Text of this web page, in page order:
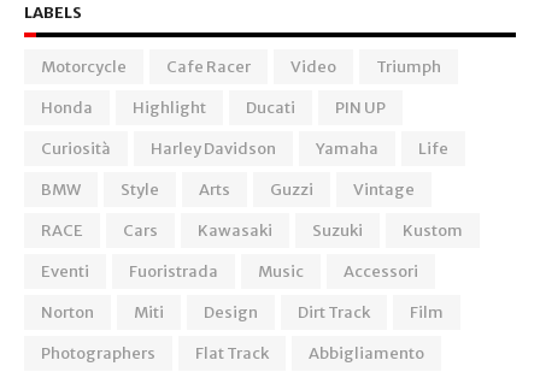
LABELS
Motorcycle Cafe Racer Video
Triumph
Honda
Highlight Ducati
PIN UP
Curiosità
Harley Davidson Yamaha
Life
BMW
Style Arts Guzzi
Vintage
RACE
Cars Kawasaki Suzuki
Kustom
Eventi
Fuoristrada Music
Accessori
Norton
Miti Design Dirt Track
Film
Photographers
Flat Track
Abbigliamento